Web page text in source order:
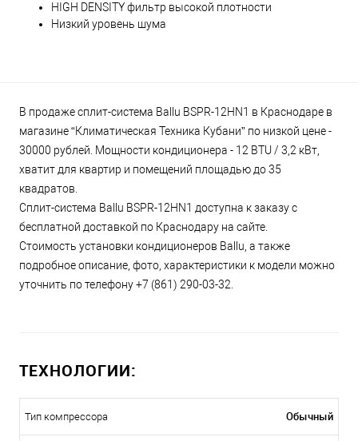
HIGH DENSITY фильтр высокой плотности
Низкий уровень шума
В продаже сплит-система Ballu BSPR-12HN1 в Краснодаре в
магазине “Климатическая Техника Кубани” по низкой цене -
30000 рублей. Мощности кондиционера - 12 BTU / 3,2 кВт,
хватит для квартир и помещений площадью до 35
квадратов.
Сплит-система Ballu BSPR-12HN1 доступна к заказу с
бесплатной доставкой по Краснодару на сайте.
Стоимость установки кондиционеров Ballu, а также
подробное описание, фото, характеристики к модели можно
уточнить по телефону +7 (861) 290-03-32.
ТЕХНОЛОГИИ:
Тип компрессора Обычный